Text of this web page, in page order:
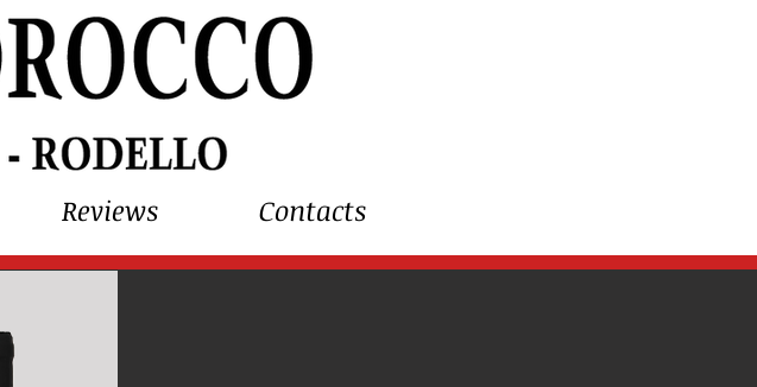
Reviews Contacts